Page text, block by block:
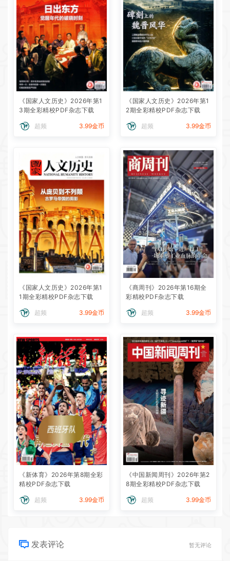
《国家人文历史》2026年第1
3期全彩精校PDF杂志下载
超频 3.99金币
《国家人文历史》2026年第1
2期全彩精校PDF杂志下载
超频 3.99金币
《国家人文历史》2026年第1
1期全彩精校PDF杂志下载
超频 3.99金币
《商周刊》2026年第16期全
彩精校PDF杂志下载
超频 3.99金币
《新体育》2026年第8期全彩
精校PDF杂志下载
超频 3.99金币
《中国新闻周刊》2026年第2
8期全彩精校PDF杂志下载
超频 3.99金币
发表评论 暂无评论